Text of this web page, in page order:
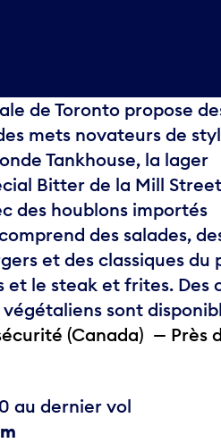
de Toronto propose
mets novateurs de
Tankhouse, la lager
Bitter de la Mill Street
des houblons importés
des salades,
et des classiques du
et le steak et frites. Des
sont
(Canada) — Près
au dernier vol